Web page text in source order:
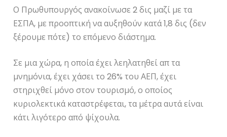
Ο Πρωθυπουργός ανακοίνωσε 2 δις μαζί με τα
ΕΣΠΑ, με προοπτική να αυξηθούν κατά 1,8 δις (δεν
ξέρουμε πότε) το επόμενο διάστημα.
Σε μια χώρα, η οποία έχει λεηλατηθεί απ τα
μνημόνια, έχει χάσει το 26% του ΑΕΠ, έχει
στηριχθεί μόνο στον τουρισμό, ο οποίος
κυριολεκτικά καταστρέφεται, τα μέτρα αυτά είναι
κάτι λιγότερο από ψίχουλα.